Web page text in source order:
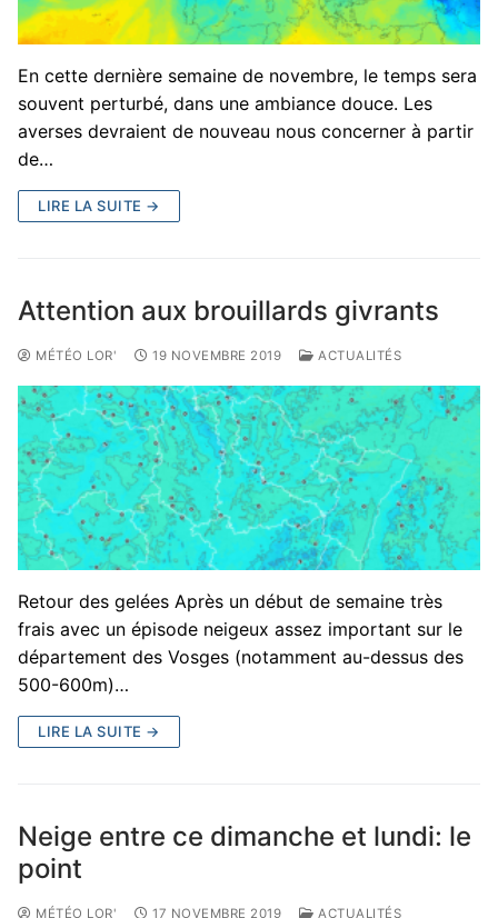
En cette dernière semaine de novembre, le temps sera
souvent perturbé, dans une ambiance douce. Les
averses devraient de nouveau nous concerner à partir
de…
LIRE LA SUITE →
Attention aux brouillards givrants
MÉTÉO LOR' 19 NOVEMBRE 2019 ACTUALITÉS
Retour des gelées Après un début de semaine très
frais avec un épisode neigeux assez important sur le
département des Vosges (notamment au-dessus des
500-600m)…
LIRE LA SUITE →
Neige entre ce dimanche et lundi: le
point
MÉTÉO LOR' 17 NOVEMBRE 2019 ACTUALITÉS